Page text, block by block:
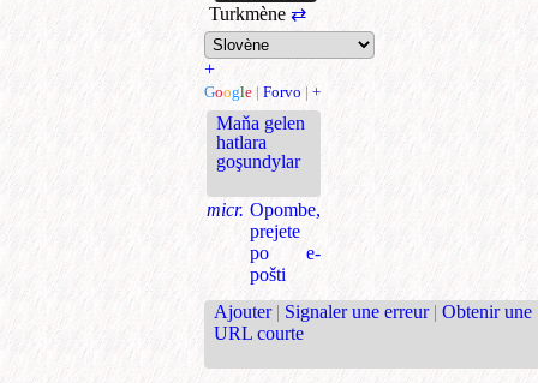
Turkmène ⇄
+
Google | Forvo | +
Maňa gelen
hatlara
goşundylar
micr. Opombe,
prejete
po e-
pošti
Ajouter | Signaler une erreur | Obtenir une
URL courte